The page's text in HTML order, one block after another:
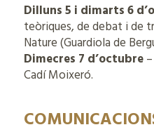
Dilluns 5 i dimarts 6
teòriques, de debat i de
Nature (Guardiola de
Dimecres 7 d’octubre–
Cadí Moixeró.